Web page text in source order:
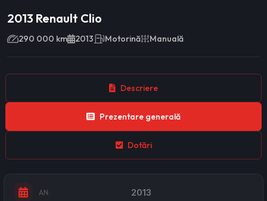
2013 Renault Clio
290 000 km 2013 Motorină Manuală
Descriere
Prezentare generală
Dotări
AN: 2013